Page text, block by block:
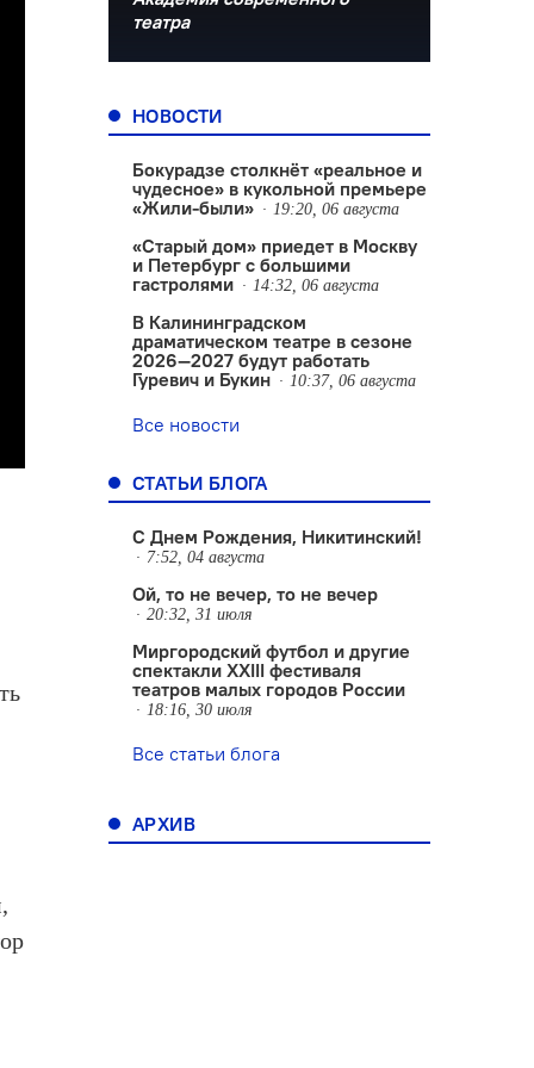
театра
НОВОСТИ
Бокурадзе столкнëт «реальное и
чудесное» в кукольной премьере
«Жили-были»
19:20, 06 августа
«Старый дом» приедет в Москву
и Петербург с большими
гастролями
14:32, 06 августа
В Калининградском
драматическом театре в сезоне
2026—2027 будут работать
Гуревич и Букин
10:37, 06 августа
Все новости
СТАТЬИ БЛОГА
С Днем Рождения, Никитинский!
7:52, 04 августа
Ой, то не вечер, то не вечер
20:32, 31 июля
Миргородский футбол и другие
спектакли XXIII фестиваля
театров малых городов России
18:16, 30 июля
Все статьи блога
АРХИВ